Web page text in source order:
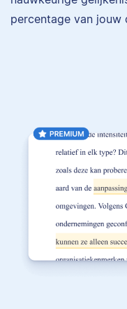
percentage van jouw